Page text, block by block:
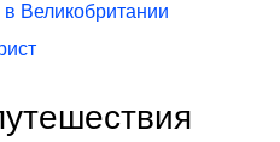
в Великобритании